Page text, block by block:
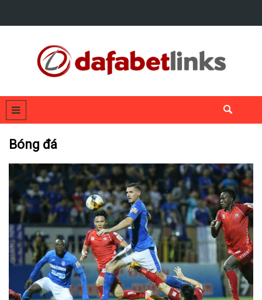
Bóng đá